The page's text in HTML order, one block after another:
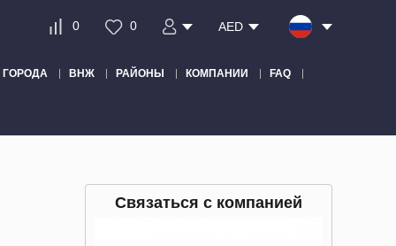
0 0 AED
ГОРОДА ВНЖ РАЙОНЫ КОМПАНИИ FAQ
Связаться с компанией